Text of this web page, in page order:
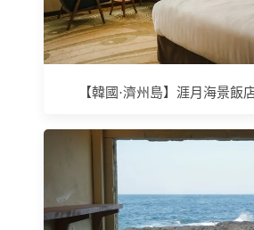
【韓國·濟州島】涯月海景飯